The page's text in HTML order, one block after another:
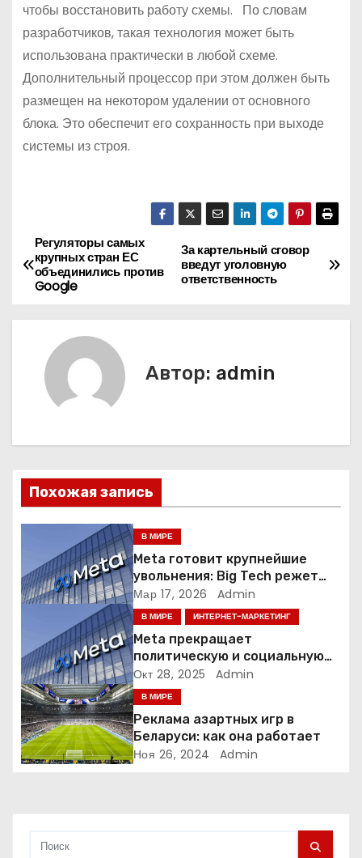
чтобы восстановить работу схемы. По словам
разработчиков, такая технология может быть
использована практически в любой схеме.
Дополнительный процессор при этом должен быть
размещен на некотором удалении от основного
блока. Это обеспечит его сохранность при выходе
системы из строя.
Н
а
в
и
я
о
а
п
и
с
За картельный сговор
введут уголовную
ответственность
Регуляторы самых
крупных стран ЕС
объединились против
Google
Автор: admin
Похожая запись
В МИРЕ
Meta готовит крупнейшие
увольнения: Big Tech режет
людей ради искусственного
интеллекта
Мар 17, 2026 Admin
В МИРЕ ИНТЕРНЕТ-МАРКЕТИНГ
Meta прекращает
политическую и социальную
рекламу в ЕС. Почему это
меняет рынок цифровой
рекламы?
Окт 28, 2025 Admin
В МИРЕ
Реклама азартных игр в
Беларуси: как она работает
Ноя 26, 2024 Admin